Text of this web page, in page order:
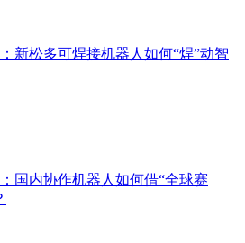
新松多可焊接机器人如何“焊”动智
国内协作机器人如何借“全球赛